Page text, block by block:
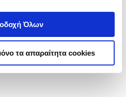
Όλων
τα απαραίτητα cookies